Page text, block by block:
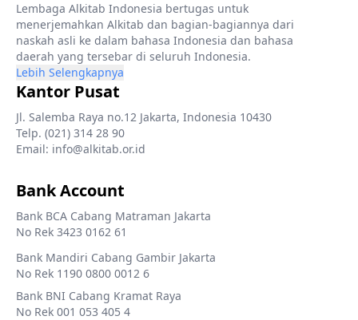
Lembaga Alkitab Indonesia bertugas untuk
menerjemahkan Alkitab dan bagian-bagiannya dari
naskah asli ke dalam bahasa Indonesia dan bahasa
daerah yang tersebar di seluruh Indonesia.
Lebih Selengkapnya
Kantor Pusat
Jl. Salemba Raya no.12 Jakarta, Indonesia 10430
Telp. (021) 314 28 90
Email: info@alkitab.or.id
Bank Account
Bank BCA Cabang Matraman Jakarta
No Rek 3423 0162 61
Bank Mandiri Cabang Gambir Jakarta
No Rek 1190 0800 0012 6
Bank BNI Cabang Kramat Raya
No Rek 001 053 405 4